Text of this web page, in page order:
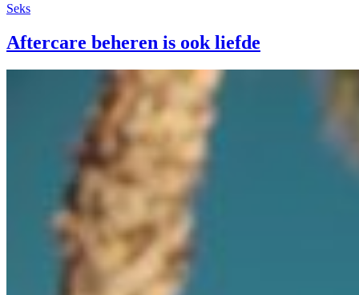
Seks
Aftercare beheren is ook liefde